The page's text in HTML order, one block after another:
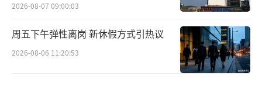
2026-08-07 09:00:03
周五下午弹性离岗 新休假方式引热议
2026-08-06 11:20:53